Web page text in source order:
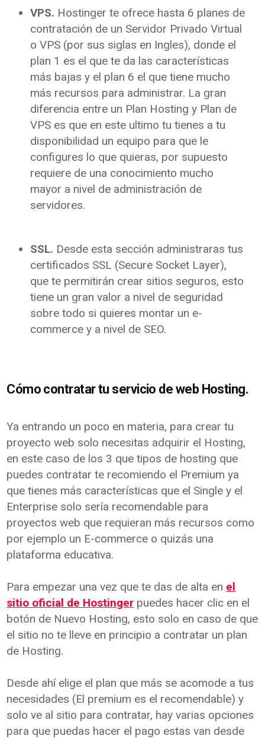
VPS. Hostinger te ofrece hasta 6 planes de
contratación de un Servidor Privado Virtual
o VPS (por sus siglas en Ingles), donde el
plan 1 es el que te da las características
más bajas y el plan 6 el que tiene mucho
más recursos para administrar. La gran
diferencia entre un Plan Hosting y Plan de
VPS es que en este ultimo tu tienes a tu
disponibilidad un equipo para que le
configures lo que quieras, por supuesto
requiere de una conocimiento mucho
mayor a nivel de administración de
servidores.
SSL. Desde esta sección administraras tus
certificados SSL (Secure Socket Layer),
que te permitirán crear sitios seguros, esto
tiene un gran valor a nivel de seguridad
sobre todo si quieres montar un e-
commerce y a nivel de SEO.
Cómo contratar tu servicio de web Hosting.
Ya entrando un poco en materia, para crear tu
proyecto web solo necesitas adquirir el Hosting,
en este caso de los 3 que tipos de hosting que
puedes contratar te recomiendo el Premium ya
que tienes más características que el Single y el
Enterprise solo sería recomendable para
proyectos web que requieran más recursos como
por ejemplo un E-commerce o quizás una
plataforma educativa.
Para empezar una vez que te das de alta en el
sitio oficial de Hostinger puedes hacer clic en el
botón de Nuevo Hosting, esto solo en caso de que
el sitio no te lleve en principio a contratar un plan
de Hosting.
Desde ahí elige el plan que más se acomode a tus
necesidades (El premium es el recomendable) y
solo ve al sitio para contratar, hay varias opciones
para que puedas hacer el pago estas van desde